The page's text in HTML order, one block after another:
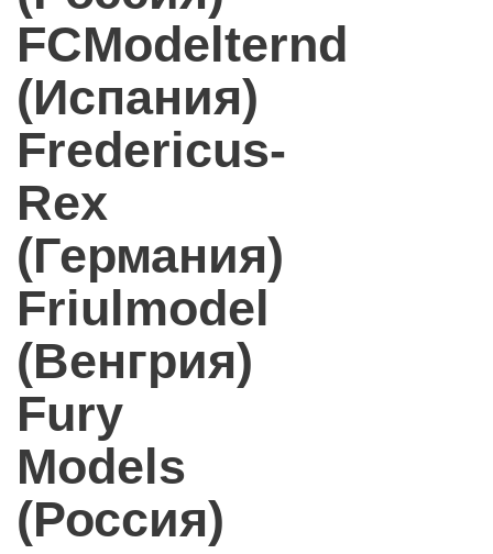
FCModelternd
(Испания)
Fredericus-
Rex
(Германия)
Friulmodel
(Венгрия)
Fury
Models
(Россия)